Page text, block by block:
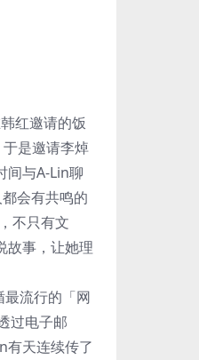
红邀请的饭
是邀请李焯
间与A-Lin聊
会有共鸣的
不只有文
故事，让她理
流行的「网
过电子邮
有天连续传了